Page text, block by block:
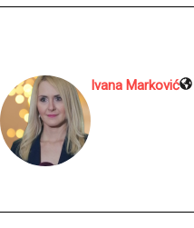
Ivana Marković